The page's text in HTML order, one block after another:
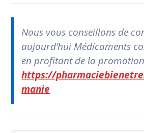
Nous vous conseillons de
aujourd’hui Médicaments
en profitant de la
https://
manie